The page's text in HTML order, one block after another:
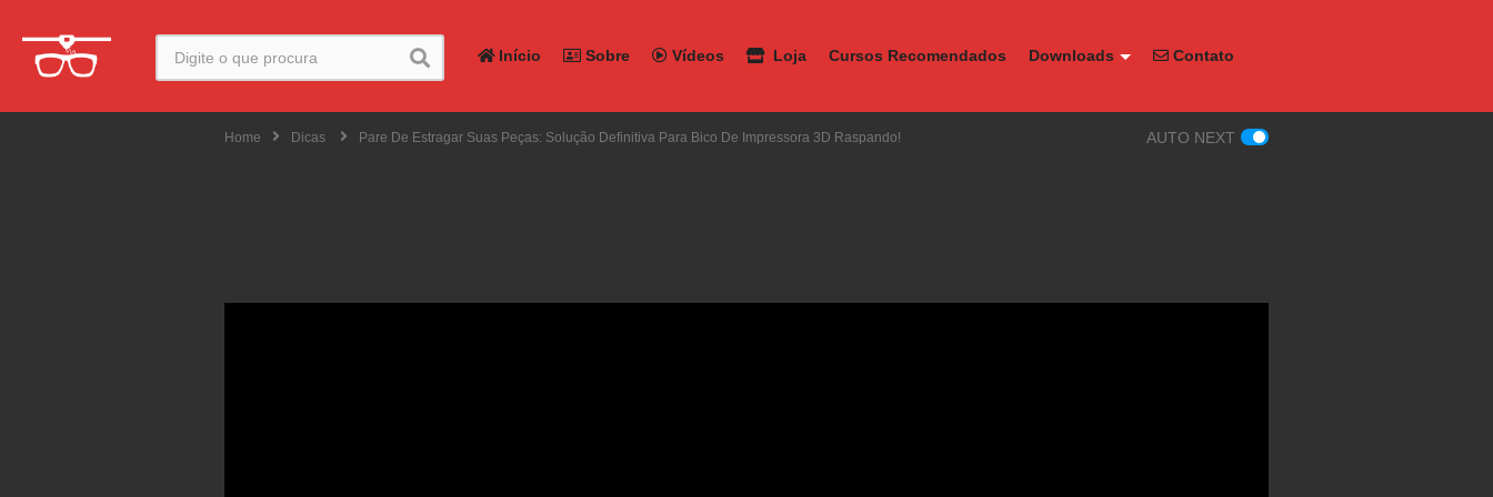
Início Sobre Vídeos Loja Cursos Recomendados Downloads Contato
Home Dicas Pare De Estragar Suas Peças: Solução Definitiva Para Bico De Impressora 3D Raspando! AUTO NEXT